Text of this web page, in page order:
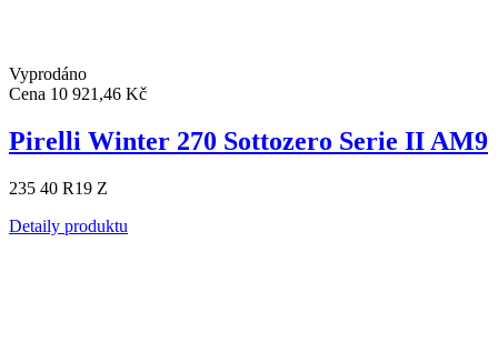
Vyprodáno
Cena 10 921,46 Kč
Pirelli Winter 270 Sottozero Serie II AM9
235 40 R19 Z
Detaily produktu